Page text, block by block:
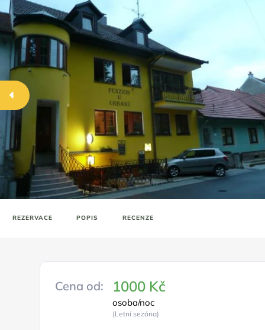
REZERVACE POPIS RECENZE
Cena od: 1000 Kč
osoba/noc
(Letní sezóna)